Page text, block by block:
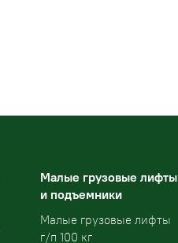
Малые грузовые лифты
и подъемники
Малые грузовые лифты
г/п 100 кг